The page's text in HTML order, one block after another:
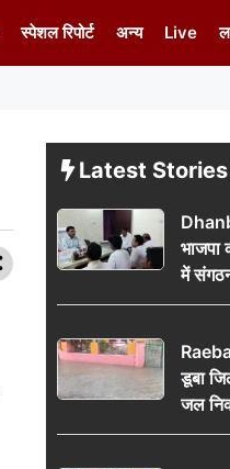
स्पेशल रिपोर्ट अन्य Live
Latest Stories
भाजपा
में
मंथन,
डूबा
जल
खुली